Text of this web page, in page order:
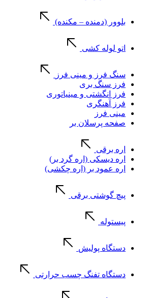
بلوور (دمنده – مکنده)
اتو لوله کشی
سنگ فرز و مینی فرز
فرز سنگ بری
فرز انگشتی و مینیاتوری
فرز آهنگری
مینی فرز
صفحه پرسلان بر
اره برقی
اره دیسکی (اره گرد بر)
اره عمود بر (اره چکشی)
پیچ گوشتی برقی
پیستوله
دستگاه پولیش
دستگاه تفنگ چسب حرارتی